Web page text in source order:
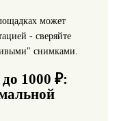
может
- сверяйте
снимками.
1000 ₽: